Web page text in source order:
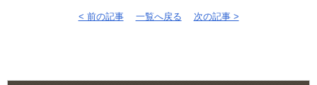
< 前の記事 一覧へ戻る 次の記事 >